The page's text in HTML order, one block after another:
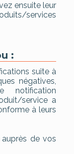
ensuite leur
services
:
suite à
négatives,
notification
service a
à leurs
auprès de vos